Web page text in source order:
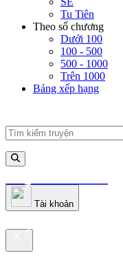
Tu Tiên
Theo số chương
Dưới 100
100 - 500
500 - 1000
Trên 1000
Bảng xếp hạng
truyenfullz.com
Tài khoản
truyenfullz.com